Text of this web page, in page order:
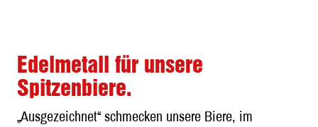
Edelmetall für unsere
Spitzenbiere.
„Ausgezeichnet“ schmecken unsere Biere, im